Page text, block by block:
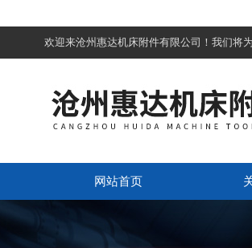
欢迎来沧州惠达机床附件有限公司！我们将
网站首页